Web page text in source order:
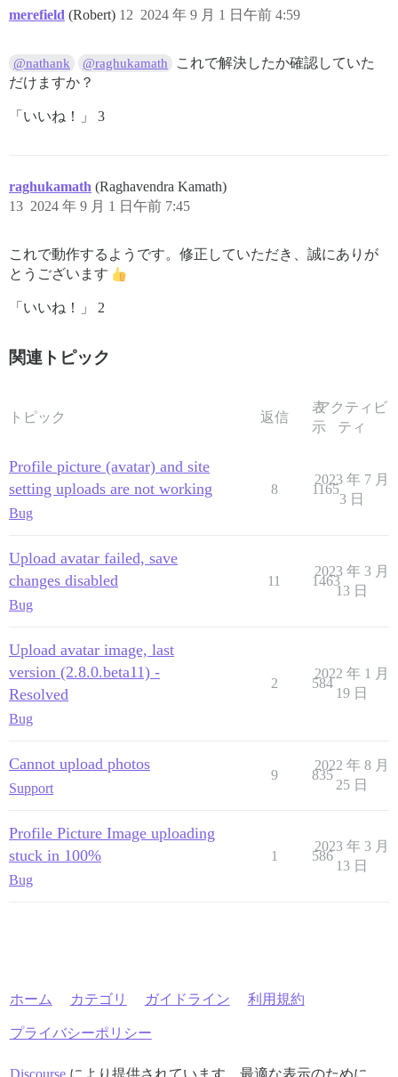
merefield (Robert) 2024 年 9 月 1 日午前 4:59
12
@nathank @raghukamath
これで解決したか確認していた
だけますか？
「いいね！」 3
raghukamath (Raghavendra Kamath)
2024 年 9 月 1 日午前 7:45
13
これで動作するようです。修正していただき、誠にありが
とうございます
「いいね！」 2
関連トピック
トピック 返信
表
示
アクティビ
ティ
Profile picture (avatar) and site
setting uploads are not working
Bug
8 1165
2023 年 7 月
3 日
Upload avatar failed, save
changes disabled
Bug
11 1463
2023 年 3 月
13 日
Upload avatar image, last
version (2.8.0.beta11) -
Resolved
Bug
2 584
2022 年 1 月
19 日
Cannot upload photos
Support
9 835
2022 年 8 月
25 日
Profile Picture Image uploading
stuck in 100%
Bug
1 586
2023 年 3 月
13 日
ホーム カテゴリ ガイドライン 利用規約
プライバシーポリシー
Discourseにより提供されています。最適な表示のために、